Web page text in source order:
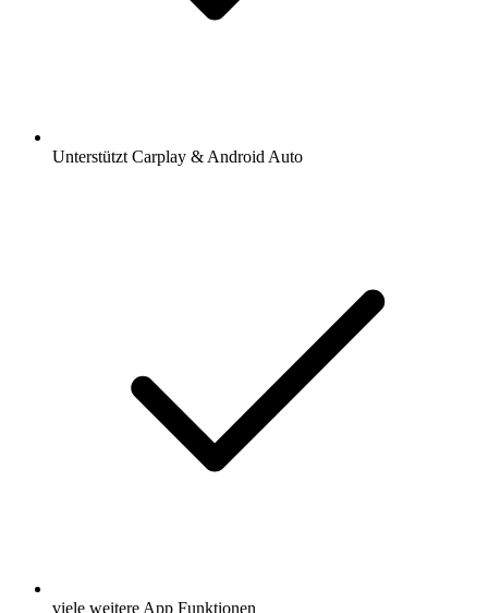
Unterstützt Carplay & Android Auto
viele weitere App Funktionen